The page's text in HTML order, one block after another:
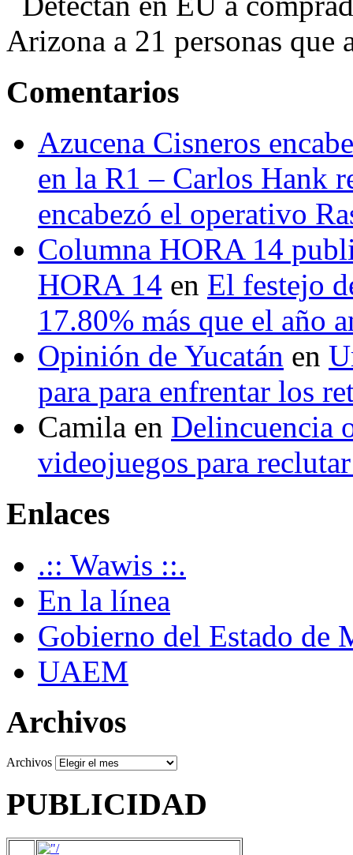
Arizona a 21 personas que
Comentarios
Azucena Cisneros
en la R1 – Carlos Hank
encabezó el operativo
Columna HORA 14
HORA 14 en El festejo
17.80% más que el año
Opinión de Yucatán en
para para enfrentar los
Camila en Delincuencia
videojuegos para
Enlaces
.:: Wawis ::.
En la línea
Gobierno del Estado de
UAEM
Archivos
Archivos
PUBLICIDAD